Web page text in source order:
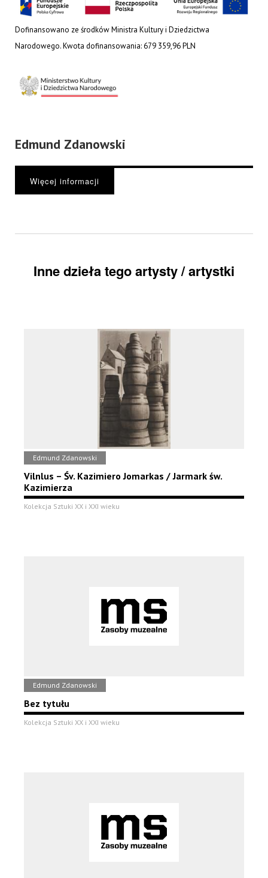
Dofinansowano ze środków Ministra Kultury i Dziedzictwa
Narodowego. Kwota dofinansowania: 679 359,96 PLN
Edmund Zdanowski
Więcej informacji
Inne dzieła tego artysty / artystki
Edmund Zdanowski
Vilnlus – Śv. Kazimiero Jomarkas / Jarmark św.
Kazimierza
Kolekcja Sztuki XX i XXI wieku
Edmund Zdanowski
Bez tytułu
Kolekcja Sztuki XX i XXI wieku